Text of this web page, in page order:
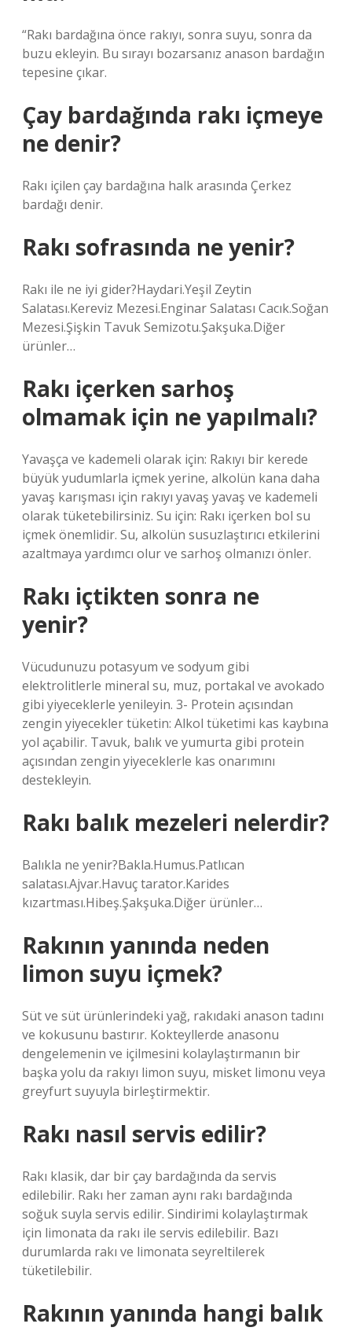
“Rakı bardağına önce rakıyı, sonra suyu, sonra da
buzu ekleyin. Bu sırayı bozarsanız anason bardağın
tepesine çıkar.
Çay bardağında rakı içmeye
ne denir?
Rakı içilen çay bardağına halk arasında Çerkez
bardağı denir.
Rakı sofrasında ne yenir?
Rakı ile ne iyi gider?Haydari.Yeşil Zeytin
Salatası.Kereviz Mezesi.Enginar Salatası Cacık.Soğan
Mezesi.Şişkin Tavuk Semizotu.Şakşuka.Diğer
ürünler…
Rakı içerken sarhoş
olmamak için ne yapılmalı?
Yavaşça ve kademeli olarak için: Rakıyı bir kerede
büyük yudumlarla içmek yerine, alkolün kana daha
yavaş karışması için rakıyı yavaş yavaş ve kademeli
olarak tüketebilirsiniz. Su için: Rakı içerken bol su
içmek önemlidir. Su, alkolün susuzlaştırıcı etkilerini
azaltmaya yardımcı olur ve sarhoş olmanızı önler.
Rakı içtikten sonra ne
yenir?
Vücudunuzu potasyum ve sodyum gibi
elektrolitlerle mineral su, muz, portakal ve avokado
gibi yiyeceklerle yenileyin. 3- Protein açısından
zengin yiyecekler tüketin: Alkol tüketimi kas kaybına
yol açabilir. Tavuk, balık ve yumurta gibi protein
açısından zengin yiyeceklerle kas onarımını
destekleyin.
Rakı balık mezeleri nelerdir?
Balıkla ne yenir?Bakla.Humus.Patlıcan
salatası.Ajvar.Havuç tarator.Karides
kızartması.Hibeş.Şakşuka.Diğer ürünler…
Rakının yanında neden
limon suyu içmek?
Süt ve süt ürünlerindeki yağ, rakıdaki anason tadını
ve kokusunu bastırır. Kokteyllerde anasonu
dengelemenin ve içilmesini kolaylaştırmanın bir
başka yolu da rakıyı limon suyu, misket limonu veya
greyfurt suyuyla birleştirmektir.
Rakı nasıl servis edilir?
Rakı klasik, dar bir çay bardağında da servis
edilebilir. Rakı her zaman aynı rakı bardağında
soğuk suyla servis edilir. Sindirimi kolaylaştırmak
için limonata da rakı ile servis edilebilir. Bazı
durumlarda rakı ve limonata seyreltilerek
tüketilebilir.
Rakının yanında hangi balık